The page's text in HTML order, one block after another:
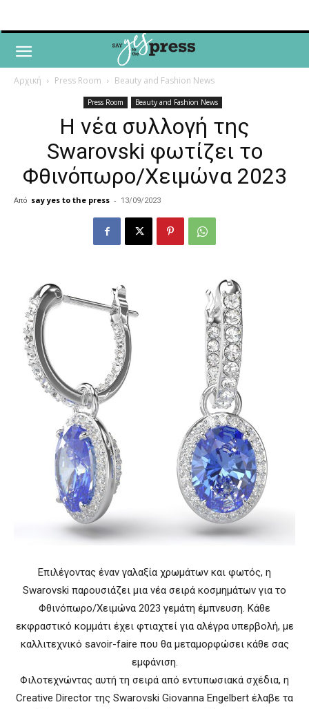
Αρχική Press Room Beauty and Fashion News
Press Room Beauty and Fashion News
H νέα συλλογή της
Swarovski φωτίζει το
Φθινόπωρο/Χειμώνα 2023
Από say yes to the press - 13/09/2023
Επιλέγοντας έναν γαλαξία χρωμάτων και φωτός, η
Swarovski παρουσιάζει μια νέα σειρά κοσμημάτων για το
Φθινόπωρο/Χειμώνα 2023 γεμάτη έμπνευση. Κάθε
εκφραστικό κομμάτι έχει φτιαχτεί για αλέγρα υπερβολή, με
καλλιτεχνικό savoir-faire που θα μεταμορφώσει κάθε σας
εμφάνιση.
Φιλοτεχνώντας αυτή τη σειρά από εντυπωσιακά σχέδια, η
Creative Director της Swarovski Giovanna Engelbert έλαβε τα